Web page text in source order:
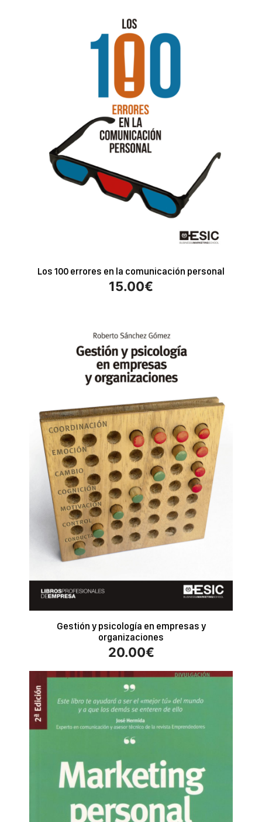
Los 100 errores en la comunicación personal
15.00€
Gestión y psicología en empresas y
organizaciones
20.00€